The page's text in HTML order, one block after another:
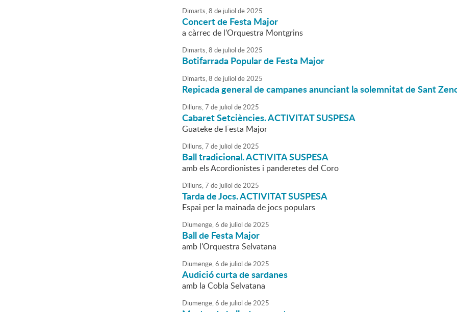
Dimarts,8 de juliol de2025
Concert de Festa Major
a càrrec de l'Orquestra Montgrins
Dimarts,8 de juliol de2025
Botifarrada Popular de Festa Major
Dimarts,8 de juliol de2025
Repicada general de campanes anunciant la solemnitat de Sant
Dilluns,7 de juliol de2025
Cabaret Setciències. ACTIVITAT SUSPESA
Guateke de Festa Major
Dilluns,7 de juliol de2025
Ball tradicional. ACTIVITA SUSPESA
amb els Acordionistes i panderetes del Coro
Dilluns,7 de juliol de2025
Tarda de Jocs. ACTIVITAT SUSPESA
Espai per la mainada de jocs populars
Diumenge,6 de juliol de2025
Ball de Festa Major
amb l'Orquestra Selvatana
Diumenge,6 de juliol de2025
Audició curta de sardanes
amb la Cobla Selvatana
Diumenge,6 de juliol de2025